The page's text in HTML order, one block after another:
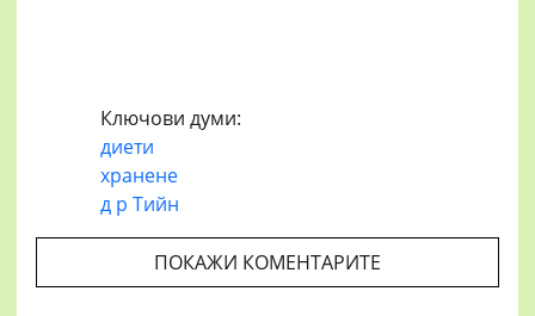
Ключови думи:
диети
хранене
д р Тийн
ПОКАЖИ КОМЕНТАРИТЕ